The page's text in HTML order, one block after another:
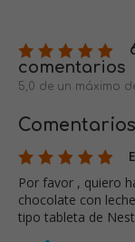
comentarios
5,0 de un máximo
Comentarios
Por favor , quiero
chocolate con
tipo tableta de